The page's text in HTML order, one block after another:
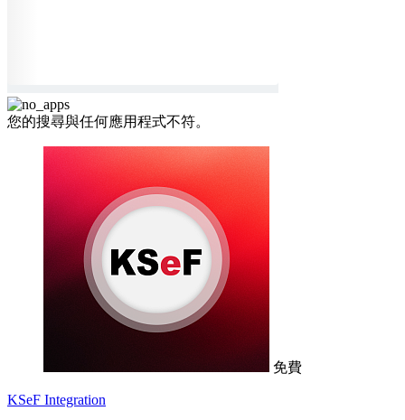
您的搜尋與任何應用程式不符。
免費
KSeF Integration